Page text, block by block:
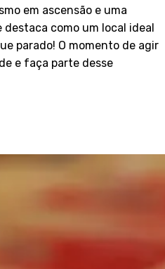
em ascensão e uma
como um local ideal
parado! O momento de agir
e faça parte desse